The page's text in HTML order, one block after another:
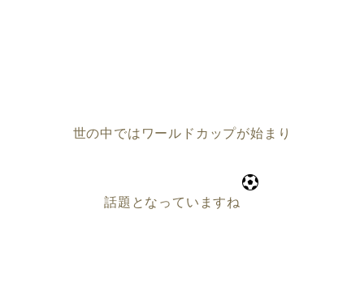
世の中ではワールドカップが始まり
話題となっていますね